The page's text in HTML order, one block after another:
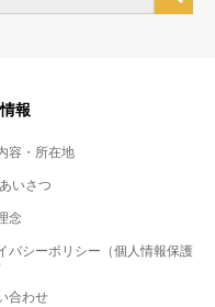
報
容・所在地
いさつ
念
バシーポリシー（個人情報保護
合わせ